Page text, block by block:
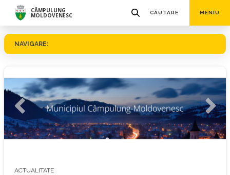
CÂMPULUNG
MOLDOVENESC CĂUTARE MENIU
NAVIGARE:
ACTUALITATE